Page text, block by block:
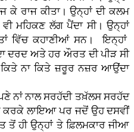
ਕੇ ਰਾਜ ਕੀਤਾ। ਉਨ੍ਹਾਂ ਦੀ ਕਲਮ
ਮਹਿਕਣ ਲੱਗ ਪੈਂਦਾ ਸੀ। ਉਨ੍ਹਾਂ
ਵਿੱਚ ਕਹਾਣੀਆਂ ਸਨ। ਇਨ੍ਹਾਂ
ਦਰਦ ਅਤੇ ਹਰ ਔਰਤ ਦੀ ਪੀੜ ਸੀ
ਕਿਤੇ ਨਾ ਕਿਤੇ ਜ਼ਰੂਰ ਨਜ਼ਰ ਆਉਂਦਾ
ਨਾਂ ਨਾਲ ਸਰਹੱਦੀ ਤਖ਼ੱਲਸ ਸਰਹੱਦ
ਕਰਕੇ ਲਾਇਆ ਪਰ ਜਦੋਂ ਉਹ ਦਸਵੀਂ
ਤੋਂ ਹੀ ਉਨ੍ਹਾਂ ਤੇ ਫ਼ਿਲਮਕਾਰ ਜੀਆ